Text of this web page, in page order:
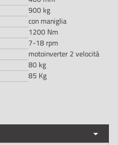
900 kg
con maniglia
1200 Nm
7-18 rpm
motoinverter 2 velocità
80 kg
85 Kg